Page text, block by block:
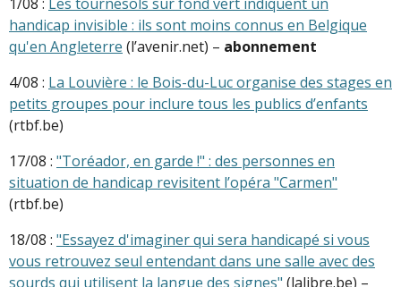
handicap invisible : ils sont moins connus en Belgique
qu'en Angleterre (l’avenir.net) – abonnement
4/08 : La Louvière : le Bois-du-Luc organise des stages en
petits groupes pour inclure tous les publics d’enfants
(rtbf.be)
17/08 : "Toréador, en garde !" : des personnes en
situation de handicap revisitent l’opéra "Carmen"
(rtbf.be)
18/08 : "Essayez d'imaginer qui sera handicapé si vous
vous retrouvez seul entendant dans une salle avec des
sourds qui utilisent la langue des signes" (lalibre.be) –